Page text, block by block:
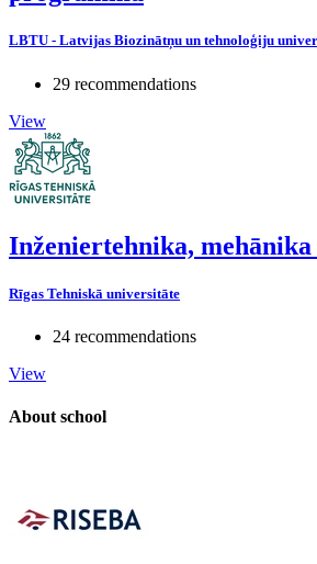
LBTU - Latvijas Biozinātņu un tehnoloģiju
29 recommendations
View
Inženiertehnika, mehānika
Rīgas Tehniskā universitāte
24 recommendations
View
About school